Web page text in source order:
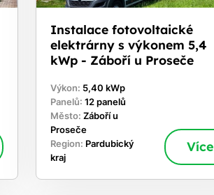
Instalace fotovoltaické
elektrárny s výkonem 5,4
kWp - Záboří u Proseče
Výkon: 5,40 kWp
Panelů:12 panelů
Město:Záboří u
Proseče
Region: Pardubický
kraj
Více